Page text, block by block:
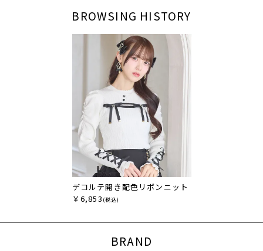
BROWSING HISTORY
デコルテ開き配色リボンニット
￥6,853 (税込)
BRAND